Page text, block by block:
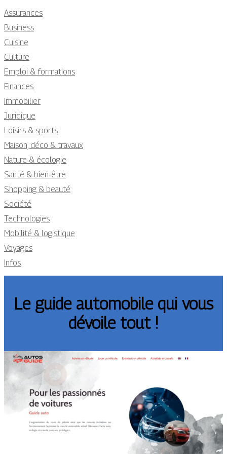
Assurances
Business
Cuisine
Culture
Emploi & formations
Finances
Immobilier
Juridique
Loisirs & sports
Maison, déco & travaux
Nature & écologie
Santé & bien-être
Shopping & beauté
Société
Technologies
Mobilité & logistique
Voyages
Infos
Le guide automobile qui vous
dévoile tout !